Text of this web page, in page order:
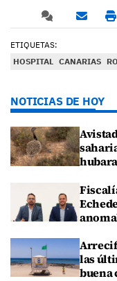
ETIQUETAS:
HOSPITAL CANARIAS
NOTICIAS DE HOY
las
buena